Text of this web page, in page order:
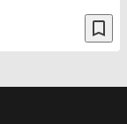
bookmark_border